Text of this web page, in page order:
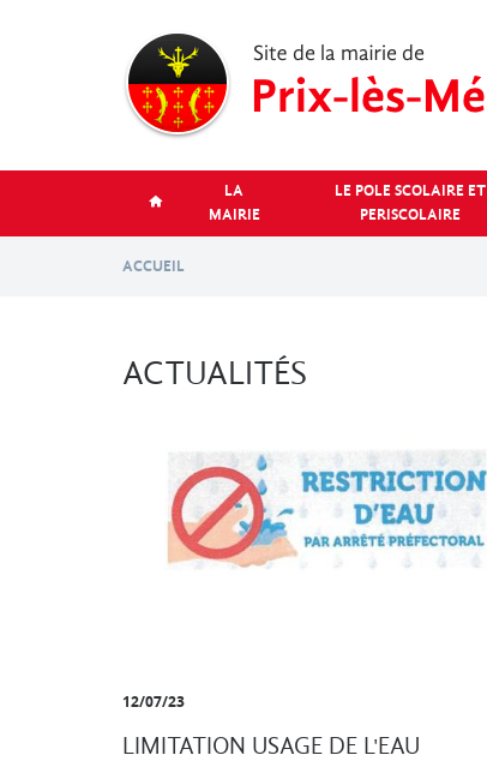
LA
MAIRIE
LE POLE SCOLAIRE ET
PERISCOLAIRE
ACCUEIL
ACTUALITÉS
12/07/23
LIMITATION USAGE DE L'EAU